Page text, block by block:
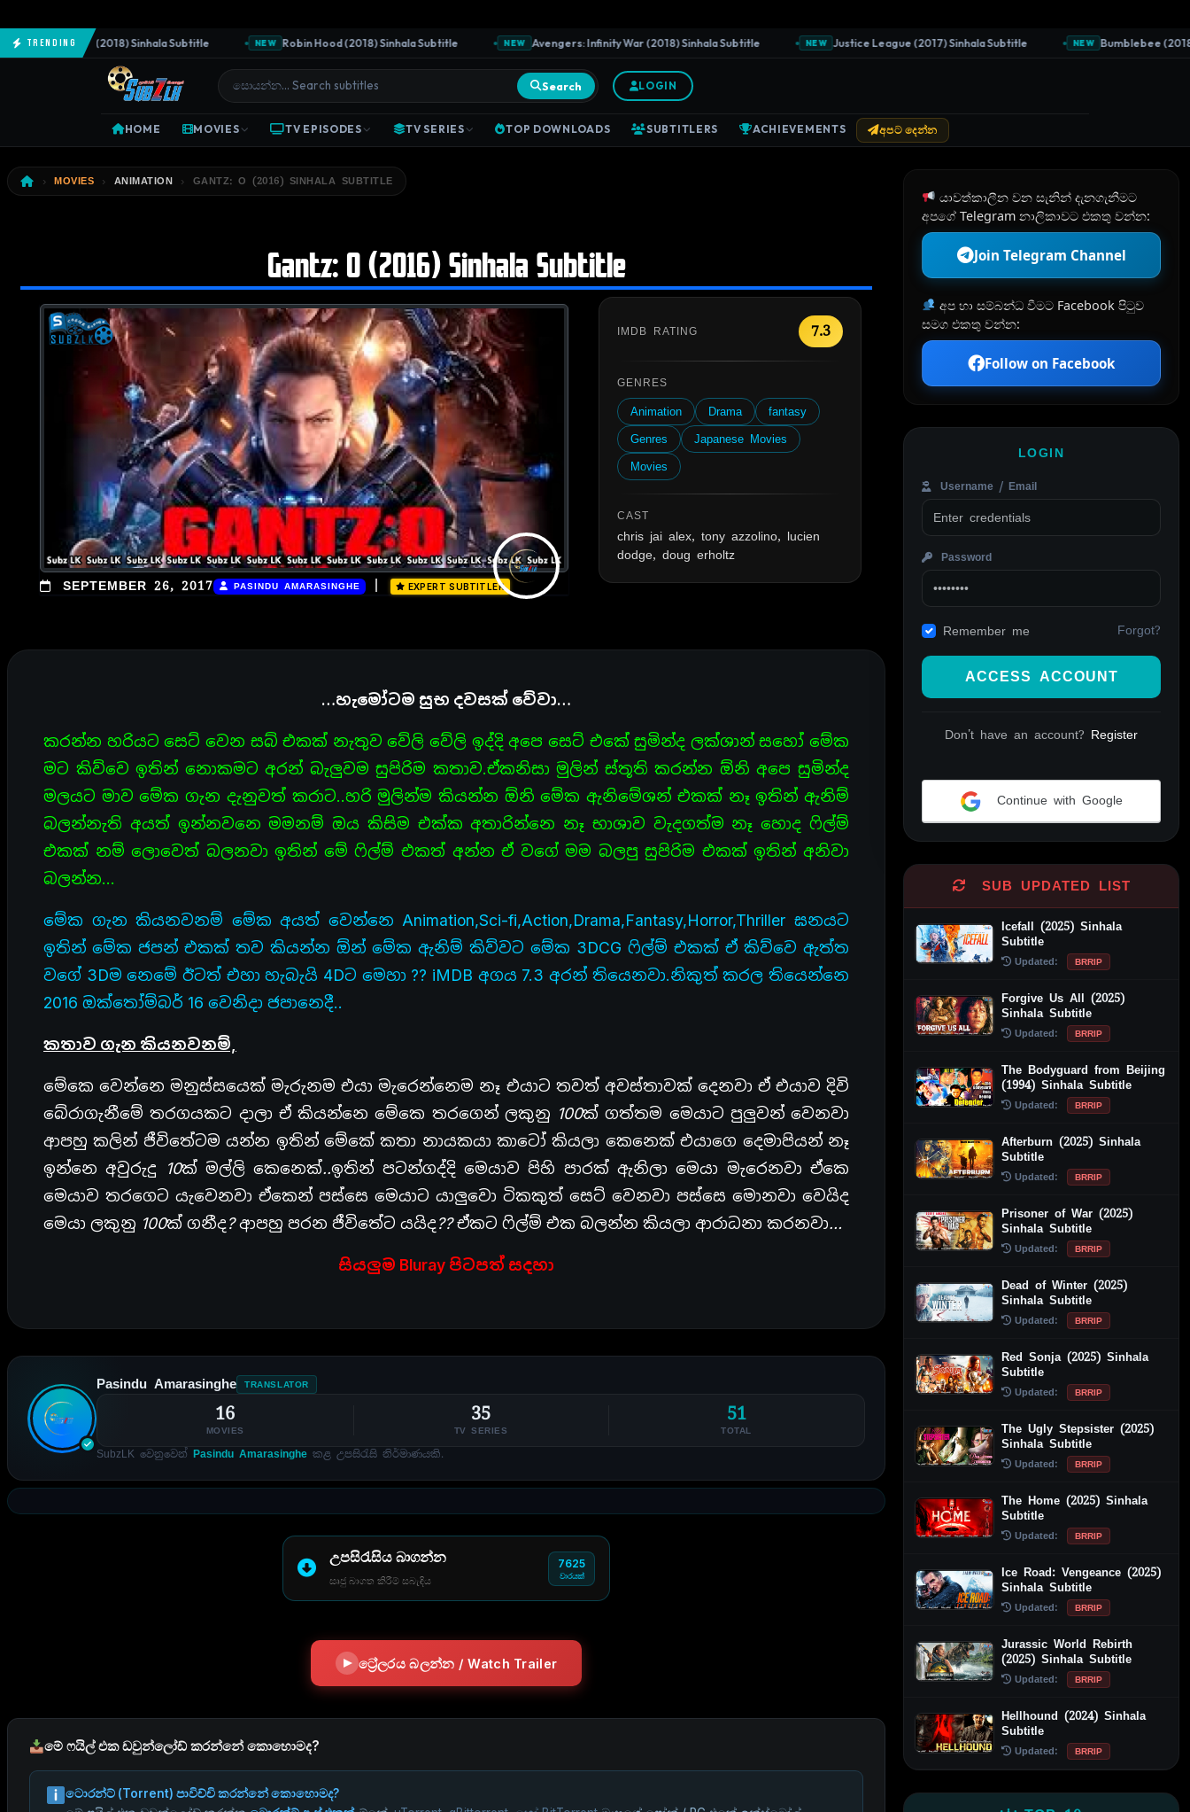
Trending
The Predator (2018) Sinhala Subtitle NEW Robin Hood (2018) Sinhala Subtitle NEW Avengers: Infinity War (2018) Sinhala Subtitle NEW Justice League (2017) Sinhala Subtitle NEW Bumblebee (2018)
Search LOGIN
HOME MOVIES TV EPISODES TV SERIES TOP DOWNLOADS SUBTITLERS ACHIEVEMENTS අපට දෙන්න
MOVIES ANIMATION GANTZ: O (2016) SINHALA SUBTITLE
Gantz: O (2016) Sinhala Subtitle
SEPTEMBER 26, 2017 PASINDU AMARASINGHE EXPERT SUBTITLER
IMDB RATING 7.3
GENRES
Animation Drama
fantasy
Genres
Japanese Movies
Movies
CAST
chris jai alex, tony azzolino, lucien
dodge, doug erholtz
…හැමෝටම සුභ දවසක් වේවා…
කරන්න හරියට සෙට් වෙන සබ් එකක් නැතුව වේලි වේලි ඉද්දි අපෙ සෙට් එකේ සුමින්ද ලක්ශාන් සහෝ මේක
මට කිව්වෙ ඉතින් නොකමට අරන් බැලුවම සුපිරිම කතාව.ඒකනිසා මුලින් ස්තූති කරන්න ඕනි අපෙ සුමින්ද
මලයට මාව මේක ගැන දැනුවත් කරාට..හරි මුලින්ම කියන්න ඕනි මේක ඇනිමේශන් එකක් නෑ ඉතින් ඇනිම්
බලන්නැති අයත් ඉන්නවනෙ මමනම් ඔය කිසිම එක්ක අතාරින්නෙ නෑ භාශාව වැදගත්ම නෑ හොද ෆිල්ම්
එකක් නම් ලොවෙත් බලනවා ඉතින් මේ ෆිල්ම් එකත් අන්න ඒ වගේ මම බලපු සුපිරිම එකක් ඉතින් අනිවා
බලන්න…
මේක ගැන කියනවනම් මේක අයත් වෙන්නෙ Animation,Sci-fi,Action,Drama,Fantasy,Horror,Thriller ඝනයට
ඉතින් මේක ජපන් එකක් තව කියන්න ඕන් මේක ඇනිම් කිව්වට මේක 3DCG ෆිල්ම් එකක් ඒ කිව්වෙ ඇත්ත
වගේ 3Dම නෙමේ ඊටත් එහා හැබැයි 4Dට මෙහා ?? iMDB අගය 7.3 අරන් තියෙනවා.නිකුත් කරල තියෙන්නෙ
2016 ඔක්තෝම්බර් 16 වෙනිදා ජපානෙදී..
කතාව ගැන කියනවනම්,
මේකෙ වෙන්නෙ මනුස්සයෙක් මැරුනම එයා මැරෙන්නෙම නෑ එයාට තවත් අවස්තාවක් දෙනවා ඒ එයාව දිවි
බේරාගැනීමේ තරගයකට දාලා ඒ කියන්නෙ මේකෙ තරගෙන් ලකුනු 100ක් ගත්තම මෙයාට පුලුවන් වෙනවා
ආපහු කලින් ජීවිතේටම යන්න ඉතින් මේකේ කතා නායකයා කාටෝ කියලා කෙනෙක් එයාගෙ දෙමාපියන් නෑ
ඉන්නෙ අවුරුදු 10ක් මල්ලි කෙනෙක්..ඉතින් පටන්ගද්දි මෙයාව පිහි පාරක් ඇනිලා මෙයා මැරෙනවා ඒකෙ
මෙයාව තරගෙට යැවෙනවා ඒකෙන් පස්සෙ මෙයාට යාලුවො ටිකකුත් සෙට් වෙනවා පස්සෙ මොනවා වෙයිද
මෙයා ලකුනු 100ක් ගනීද? ආපහු පරන ජීවිතේට යයිද?? ඒකට ෆිල්ම් එක බලන්න කියලා ආරාධනා කරනවා…
සියලුම Bluray පිටපත් සදහා
Pasindu Amarasinghe TRANSLATOR
16
MOVIES
35
TV SERIES
51
TOTAL
SubzLK වෙනුවෙන් Pasindu Amarasinghe කළ උපසිරැසි නිර්මාණයකි.
උපසිරැසිය බාගන්න
සෘජු බාගත කිරීම් සබැඳිය
7625
වාරයක්
ට්‍රේලරය බලන්න / Watch Trailer
මේ ෆයිල් එක ඩවුන්ලෝඩ් කරන්නේ කොහොමද?
ටොරන්ට් (Torrent) පාවිච්චි කරන්නේ කොහොමද?
යාවත්කාලීන වන සැනින් දැනගැනීමට
අපගේ Telegram නාලිකාවට එකතු වන්න:
Join Telegram Channel
අප හා සම්බන්ධ වීමට Facebook පිටුව
සමග එකතු වන්න:
Follow on Facebook
LOGIN
Username / Email
Password
Remember me Forgot?
ACCESS ACCOUNT
Don't have an account? Register
Continue with Google
SUB UPDATED LIST
Icefall (2025) Sinhala
Subtitle
Updated: BRRIP
Forgive Us All (2025)
Sinhala Subtitle
Updated: BRRIP
The Bodyguard from Beijing
(1994) Sinhala Subtitle
Updated: BRRIP
Afterburn (2025) Sinhala
Subtitle
Updated: BRRIP
Prisoner of War (2025)
Sinhala Subtitle
Updated: BRRIP
Dead of Winter (2025)
Sinhala Subtitle
Updated: BRRIP
Red Sonja (2025) Sinhala
Subtitle
Updated: BRRIP
The Ugly Stepsister (2025)
Sinhala Subtitle
Updated: BRRIP
The Home (2025) Sinhala
Subtitle
Updated: BRRIP
Ice Road: Vengeance (2025)
Sinhala Subtitle
Updated: BRRIP
Jurassic World Rebirth
(2025) Sinhala Subtitle
Updated: BRRIP
Hellhound (2024) Sinhala
Subtitle
Updated: BRRIP